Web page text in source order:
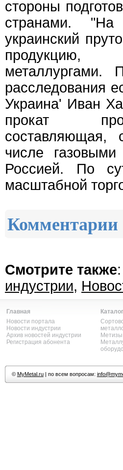
стороны
странами.
украинский
продукцию,
металлургами.
расследования
Украина' Иван
прокат
составляющая,
числе
Россией. По
масштабной
Комментарии
Смотрите также:
индустрии,
Главная
Новости портала
Новости индустрии
Архив новостей индустрии
Регистрация абонента
Каталог
Метизы
© MyMetal.ru| по всем вопросам: